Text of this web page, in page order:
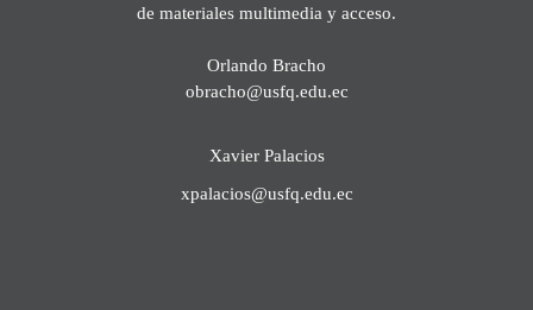
de materiales multimedia y acceso.
Orlando Bracho
obracho@usfq.edu.ec
Xavier Palacios
xpalacios@usfq.edu.ec